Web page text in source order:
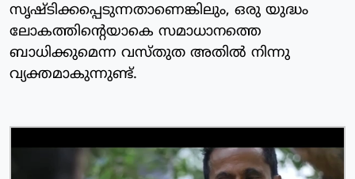
സൃഷ്ടിക്കപ്പെടുന്നതാണെങ്കിലും, ഒരു യുദ്ധം
ലോകത്തിന്റെയാകെ സമാധാനത്തെ
ബാധിക്കുമെന്ന വസ്തുത അതിൽ നിന്നു
വ്യക്തമാകുന്നുണ്ട്.